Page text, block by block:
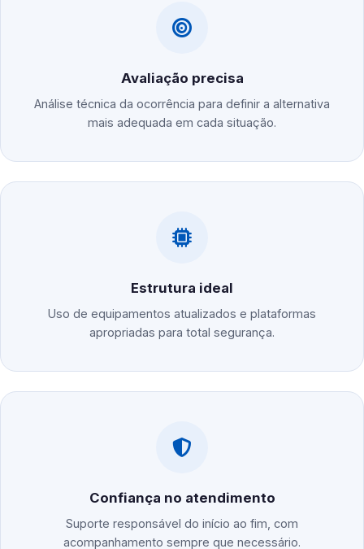
Avaliação precisa
Análise técnica da ocorrência para definir a alternativa
mais adequada em cada situação.
Estrutura ideal
Uso de equipamentos atualizados e plataformas
apropriadas para total segurança.
Confiança no atendimento
Suporte responsável do início ao fim, com
acompanhamento sempre que necessário.